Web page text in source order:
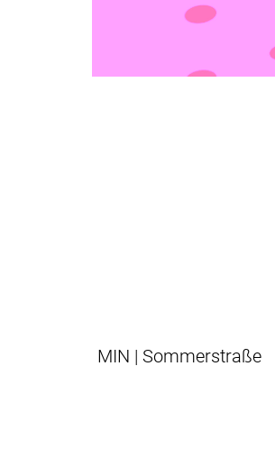
MIN | Sommerstraße